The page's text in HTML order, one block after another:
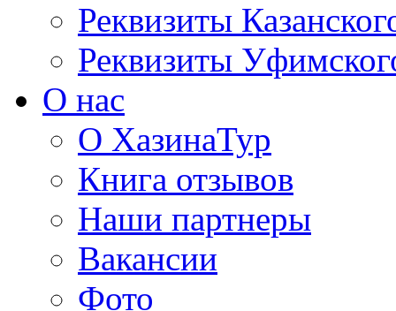
Реквизиты
Реквизиты
О нас
О ХазинаТур
Книга отзывов
Наши партнеры
Вакансии
Фото